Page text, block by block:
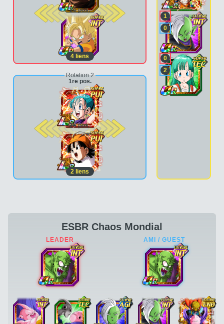
2e pos.
4 liens
Rotation 2
1re pos.
2e pos.
2 liens
1
0
0
2
ESBR Chaos Mondial